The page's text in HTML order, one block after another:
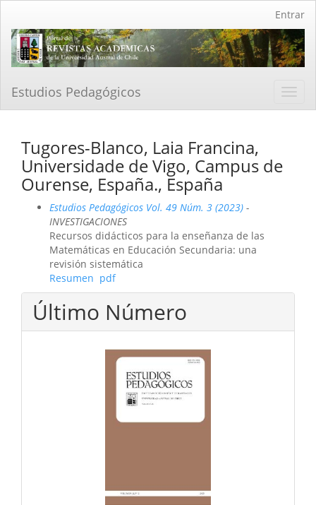
Contenido
principal
Barra
Entrar
Estudios Pedagógicos
Tugores-Blanco, Laia Francina,
Universidade de Vigo, Campus de
Ourense, España., España
Estudios Pedagógicos Vol. 49 Núm. 3 (2023) -
INVESTIGACIONES
Recursos didácticos para la enseñanza de las
Matemáticas en Educación Secundaria: una
revisión sistemática
Resumen pdf
Último Número